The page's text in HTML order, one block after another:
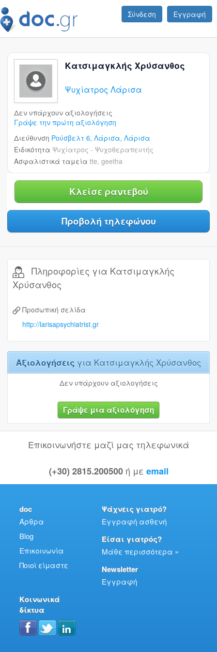
Σύνδεση Εγγραφή
Κατσιμαγκλής Χρύσανθος
Ψυχίατρος Λάρισα
Δεν υπάρχουν αξιολογήσεις
Γράψε την πρώτη αξιολόγηση
Διεύθυνση Ρούσβελτ 6, Λάρισα, Λάρισα
Ειδικότητα Ψυχίατρος - Ψυχοθεραπευτής
Ασφαλιστικά ταμεία tte, geetha
Κλείσε ραντεβού
Προβολή τηλεφώνου
Πληροφορίες για Κατσιμαγκλής
Χρύσανθος
Προσωπική σελίδα
http://larisapsychiatrist.gr
Αξιολογήσεις για Κατσιμαγκλής Χρύσανθος
Δεν υπάρχουν αξιολογήσεις
Γράψε μια αξιολόγηση
Επικοινωνήστε μαζί μας τηλεφωνικά
(+30) 2815.200500 ή με email
doc
Άρθρα
Blog
Επικοινωνία
Ποιοί είμαστε
Ψάχνεις γιατρό?
Εγγραφή ασθενή
Είσαι γιατρός?
Μάθε περισσότερα »
Newsletter
Εγγραφή
Κοινωνικά
δίκτυα